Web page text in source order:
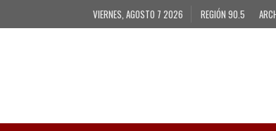
VIERNES, AGOSTO 7 2026 REGIÓN 90.5